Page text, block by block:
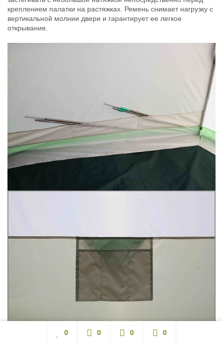
креплением палатки на растяжках. Ремень снимает нагрузку с
вертикальной молнии двери и гарантирует ее легкое
открывание.
0 0 0 0